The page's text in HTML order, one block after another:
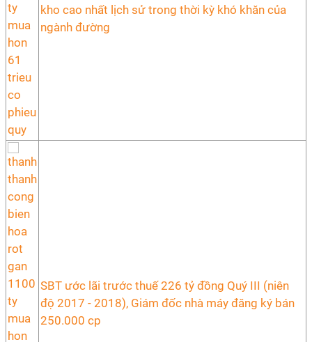
kho cao nhất lịch sử trong thời kỳ khó khăn của
ngành đường
SBT ước lãi trước thuế 226 tỷ đồng Quý III (niên
độ 2017 - 2018), Giám đốc nhà máy đăng ký bán
250.000 cp